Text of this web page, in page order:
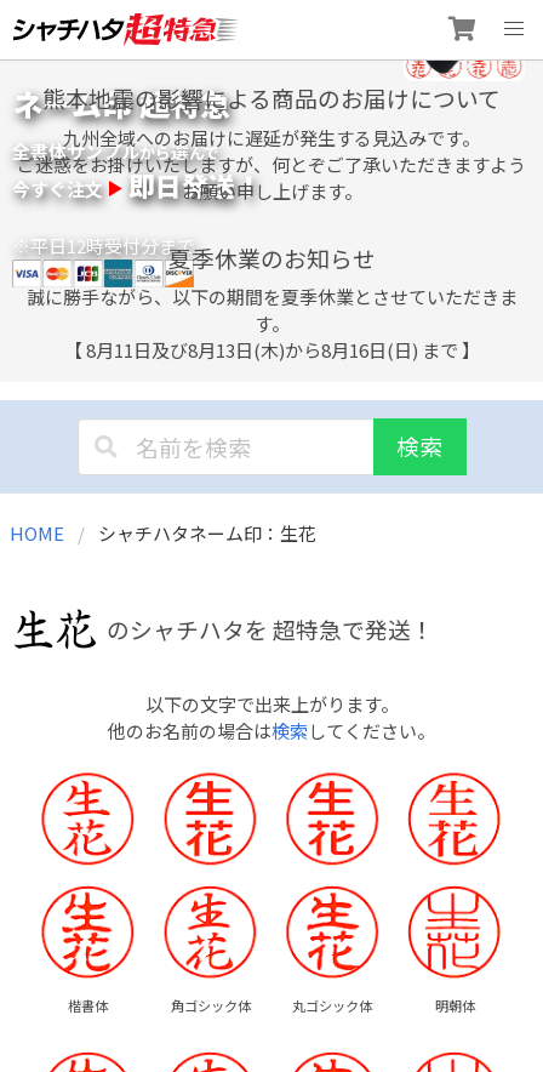
to
content
ネーム印 超特急
全書体サンプルから選んで
今すぐ注文 即日発送！
※平日12時受付分まで
熊本地震の影響による商品のお届けについて
九州全域へのお届けに遅延が発生する見込みです。
ご迷惑をお掛けいたしますが、何とぞご了承いただきますよう
お願い申し上げます。
夏季休業のお知らせ
誠に勝手ながら、以下の期間を夏季休業とさせていただきま
す。
【 8月11日及び8月13日(木)から8月16日(日) まで 】
検索
HOME シャチハタネーム印：生花
のシャチハタを 超特急で発送！
以下の文字で出来上がります。
他のお名前の場合は検索してください。
楷書体 角ゴシック体 丸ゴシック体 明朝体